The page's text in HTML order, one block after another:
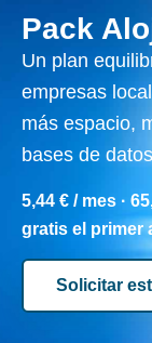
Pack
Un plan
empresas
más espacio,
bases de
5,44 € / mes ·
gratis el primer
Solicitar